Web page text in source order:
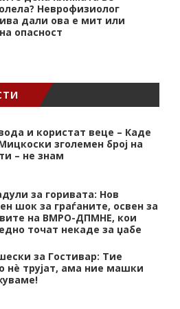
Неврофизиолог
дали ова е мит или
опасност
и користат веце – Каде
зголемен број на
– не знам
за горивата: Нов
шок за граѓаните, освен за
на ВМРО-ДПМНЕ, кои
точат некаде за џабе
за Гостивар: Тие
нѐ трујат, ама ние машки